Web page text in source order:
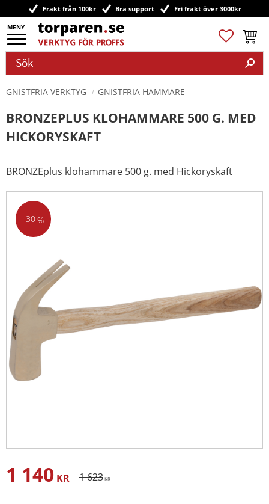
Meny
Frakt från 100kr Bra support Fri frakt över 3000kr
Favoriter
GNISTFRIA VERKTYG GNISTFRIA HAMMARE
BRONZEPLUS KLOHAMMARE 500 G. MED
HICKORYSKAFT
BRONZEplus klohammare 500 g. med Hickoryskaft
30%
Nedsatt pris:
1 140 KR Ordinarie pris:
1 623KR